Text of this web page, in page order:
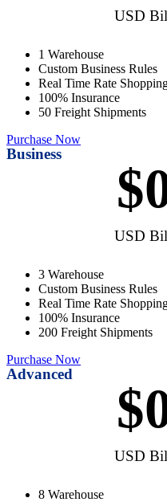
USD
1 Warehouse
Custom Business Rules
Real Time Rate
100% Insurance
50 Freight Shipments
Purchase Now
Business
USD
$
3 Warehouse
Custom Business Rules
Real Time Rate
100% Insurance
200 Freight Shipments
Purchase Now
Advanced
USD
$
8 Warehouse